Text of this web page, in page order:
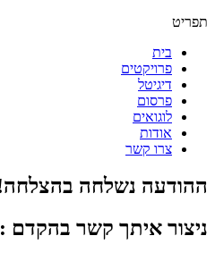
תפריט
בית
פרויקטים
דיגיטל
פרסום
לוגואים
אודות
צרו קשר
ההודעה נשלחה
ניצור איתך קשר בהקדם